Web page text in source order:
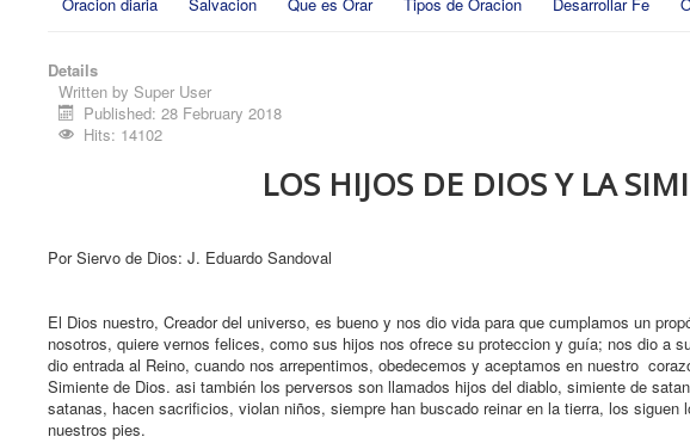
Details
Written by Super User
Published: 28 February 2018
Hits: 14102
LOS HIJOS DE DIOS Y LA
Por Siervo de Dios: J. Eduardo Sandoval
El Dios nuestro, Creador del universo, es bueno y nos dio vida para que cumplamos un
nosotros, quiere vernos felices, como sus hijos nos ofrece su proteccion y guía; nos dio a
dio entrada al Reino, cuando nos arrepentimos, obedecemos y aceptamos en nuestro
Simiente de Dios. asi también los perversos son llamados hijos del diablo, simiente de
satanas, hacen sacrificios, violan niños, siempre han buscado reinar en la tierra, los
nuestros pies.